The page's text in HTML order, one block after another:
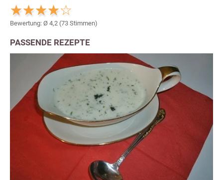
Bewertung: Ø 4,2 (73 Stimmen)
PASSENDE REZEPTE